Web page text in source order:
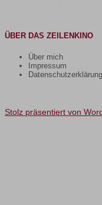
ÜBER DAS ZEILENKINO
Über mich
Impressum
Datenschutzerklärung
Stolz präsentiert von